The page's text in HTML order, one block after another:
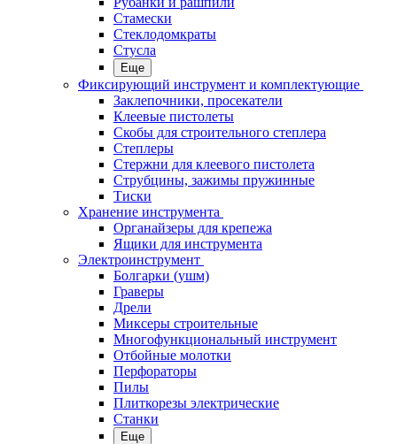
Стамески
Стеклодомкраты
Стусла
Еще
Фиксирующий инструмент и комплектующие
Заклепочники, просекатели
Клеевые пистолеты
Скобы для строительного степлера
Степлеры
Стержни для клеевого пистолета
Струбцины, зажимы пружинные
Тиски
Хранение инструмента
Органайзеры для крепежа
Ящики для инструмента
Электроинструмент
Болгарки (ушм)
Граверы
Дрели
Миксеры строительные
Многофункциональный инструмент
Отбойные молотки
Перфораторы
Пилы
Плиткорезы электрические
Станки
Еще